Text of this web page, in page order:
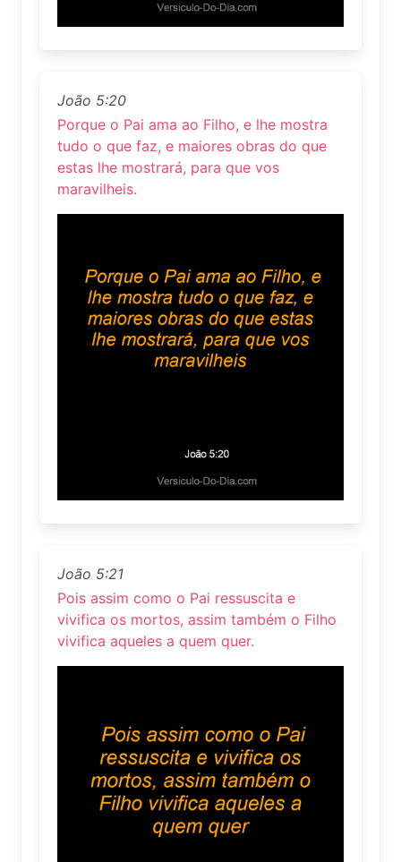
João 5:20
Porque o Pai ama ao Filho, e lhe mostra
tudo o que faz, e maiores obras do que
estas lhe mostrará, para que vos
maravilheis.
João 5:21
Pois assim como o Pai ressuscita e
vivifica os mortos, assim também o Filho
vivifica aqueles a quem quer.